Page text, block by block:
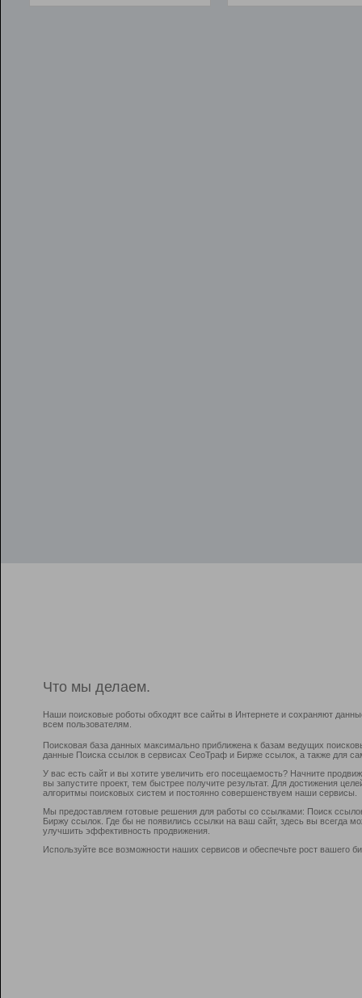
Что мы делаем.
Наши поисковые роботы обходят все сайты в Интернете и сохраняют
всем пользователям.
Поисковая база данных максимально приближена к базам ведущих
данные Поиска ссылок в сервисах СеоТраф и Бирже ссылок, а также для
У вас есть сайт и вы хотите увеличить его посещаемость? Начните
вы запустите проект, тем быстрее получите результат. Для достижения
алгоритмы поисковых систем и постоянно совершенствуем наши сервисы.
Мы предоставляем готовые решения для работы со ссылками: Поиск
Биржу ссылок. Где бы не появились ссылки на ваш сайт, здесь вы всегда
улучшить эффективность продвижения.
Используйте все возможности наших сервисов и обеспечьте рост вашего